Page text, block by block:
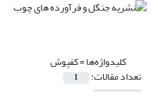
کلیدواژه‌ها =کفپوش
تعداد مقالات: 1